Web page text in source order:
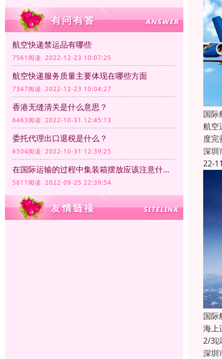
航空快递禁运品有哪些
7561阅读 2022-12-23 10:07:25
航空快递服务质量主要体现在哪些方面
7347阅读 2022-12-23 10:04:27
香港无缝清关是什么意思？
6463阅读 2022-10-31 12:45:13
委托代理出口退税是什么？
6504阅读 2022-10-31 12:39:25
在国际运输的过程中集装箱摆放应该注意什么？
5611阅读 2022-09-25 22:39:54
国际
航空
度完
深圳
22-
国际
海上
2/3
深圳